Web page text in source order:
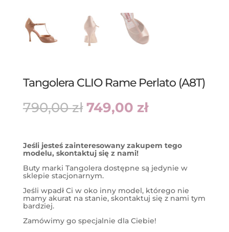
Tangolera CLIO Rame Perlato (A8T)
790,00zł Pierwotna
cena
749,00 złAktualna
cena
Jeśli jesteś zainteresowany zakupem tego
modelu, skontaktuj się z nami!
Buty marki Tangolera dostępne są jedynie w
sklepie stacjonarnym.
Jeśli wpadł Ci w oko inny model, którego nie
mamy akurat na stanie, skontaktuj się z nami tym
bardziej.
Zamówimy go specjalnie dla Ciebie!